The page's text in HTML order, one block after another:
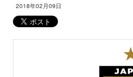
2018年02月09日